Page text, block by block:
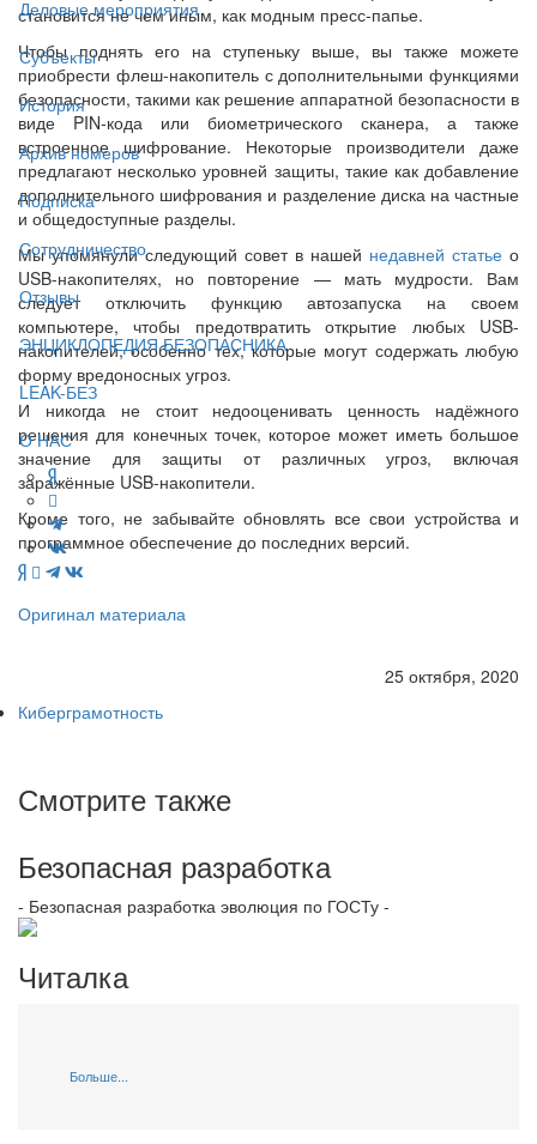
Деловые мероприятия
Субъекты
История
Архив номеров
Подписка
Сотрудничество
Отзывы
ЭНЦИКЛОПЕДИЯ БЕЗОПАСНИКА
LEAK-БЕЗ
О НАС
становится не чем иным, как модным пресс-папье.
Чтобы поднять его на ступеньку выше, вы также можете
приобрести флеш-накопитель с дополнительными функциями
безопасности, такими как решение аппаратной безопасности в
виде PIN-кода или биометрического сканера, а также
встроенное шифрование. Некоторые производители даже
предлагают несколько уровней защиты, такие как добавление
дополнительного шифрования и разделение диска на частные
и общедоступные разделы.
Мы упомянули следующий совет в нашей недавней статье о
USB-накопителях, но повторение — мать мудрости. Вам
следует отключить функцию автозапуска на своем
компьютере, чтобы предотвратить открытие любых USB-
накопителей, особенно тех, которые могут содержать любую
форму вредоносных угроз.
И никогда не стоит недооценивать ценность надёжного
решения для конечных точек, которое может иметь большое
значение для защиты от различных угроз, включая
заражённые USB-накопители.
Кроме того, не забывайте обновлять все свои устройства и
программное обеспечение до последних версий.
Оригинал материала
25 октября, 2020
Киберграмотность
Смотрите также
Безопасная разработка
- Безопасная разработка эволюция по ГОСТу -
Читалка
Больше...